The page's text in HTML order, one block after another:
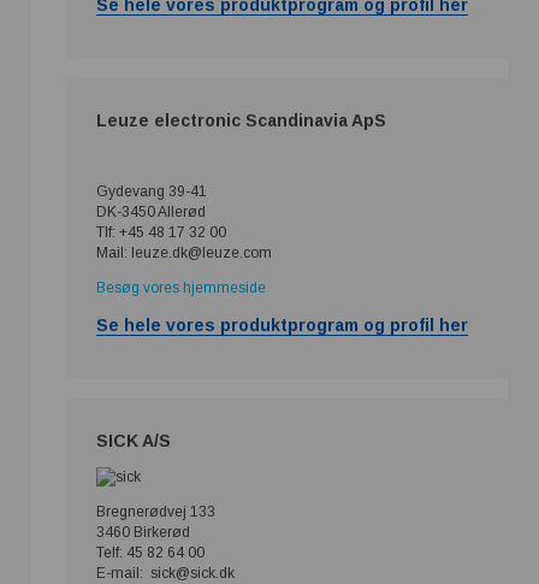
Se hele vores produktprogram og profil her
Leuze electronic Scandinavia ApS
Gydevang 39-41
DK-3450 Allerød
Tlf: +45 48 17 32 00
Mail: leuze.dk@leuze.com
Besøg vores hjemmeside
Se hele vores produktprogram og profil her
SICK A/S
Bregnerødvej 133
3460 Birkerød
Telf: 45 82 64 00
E-mail: sick@sick.dk